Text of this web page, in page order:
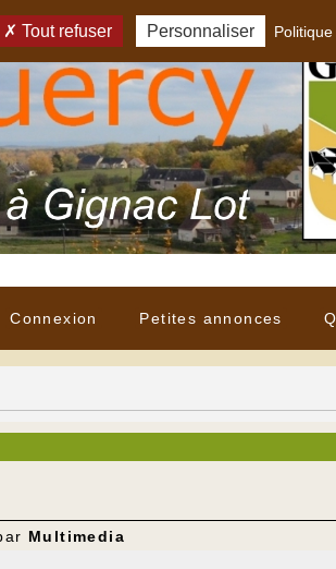
Connexion Petites annonces
Multimedia
Tout refuser Personnaliser